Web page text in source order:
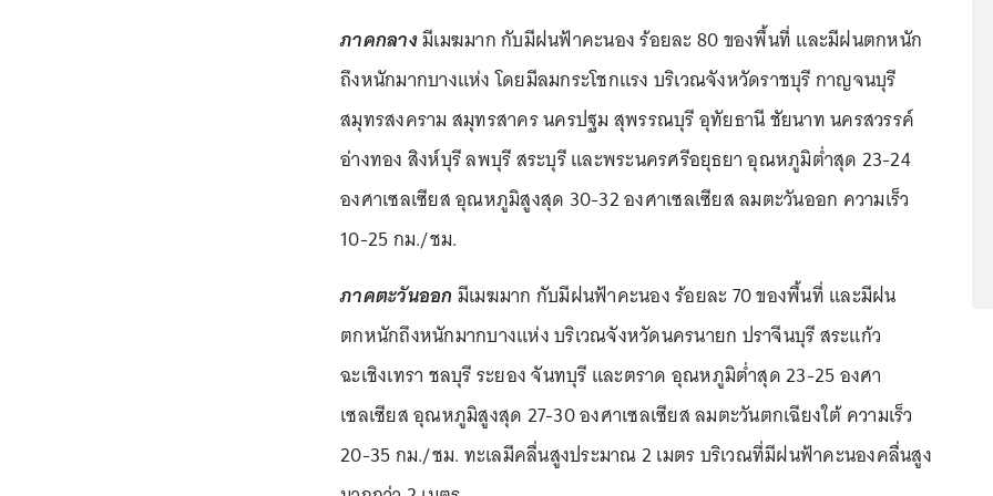
ภาคกลางมีเมฆมาก กับมีฝนฟ้าคะนอง ร้อยละ 80 ของพื้นที่ และมีฝนตกหนัก
ถึงหนักมากบางแห่ง โดยมีลมกระโชกแรง บริเวณจังหวัดราชบุรี กาญจนบุรี
สมุทรสงคราม สมุทรสาคร นครปฐม สุพรรณบุรี อุทัยธานี ชัยนาท นครสวรรค์
อ่างทอง สิงห์บุรี ลพบุรี สระบุรี และพระนครศรีอยุธยา อุณหภูมิต่ำสุด 23-24
องศาเซลเซียส อุณหภูมิสูงสุด 30-32 องศาเซลเซียส ลมตะวันออก ความเร็ว
10-25 กม./ชม.
ภาคตะวันออก มีเมฆมาก กับมีฝนฟ้าคะนอง ร้อยละ 70 ของพื้นที่ และมีฝน
ตกหนักถึงหนักมากบางแห่ง บริเวณจังหวัดนครนายก ปราจีนบุรี สระแก้ว
ฉะเชิงเทรา ชลบุรี ระยอง จันทบุรี และตราด อุณหภูมิต่ำสุด 23-25 องศา
เซลเซียส อุณหภูมิสูงสุด 27-30 องศาเซลเซียส ลมตะวันตกเฉียงใต้ ความเร็ว
20-35 กม./ชม. ทะเลมีคลื่นสูงประมาณ 2 เมตร บริเวณที่มีฝนฟ้าคะนองคลื่นสูง